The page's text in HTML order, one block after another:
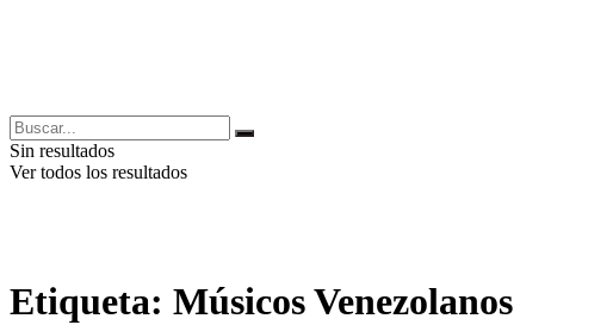
Sin resultados
Ver todos los resultados
Etiqueta: Músicos Venezolanos